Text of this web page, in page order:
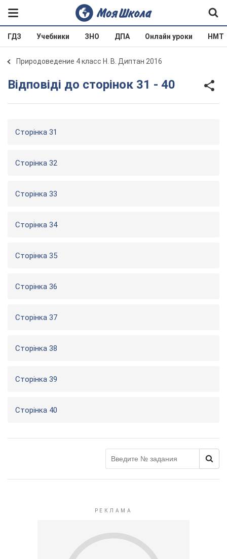
ГДЗ Учебники ЗНО ДПА Онлайн уроки НМТ
Природоведение 4 класс Н. В. Диптан 2016
Відповіді до сторінок 31 - 40
Сторінка 31
Сторінка 32
Сторінка 33
Сторінка 34
Сторінка 35
Сторінка 36
Сторінка 37
Сторінка 38
Сторінка 39
Сторінка 40